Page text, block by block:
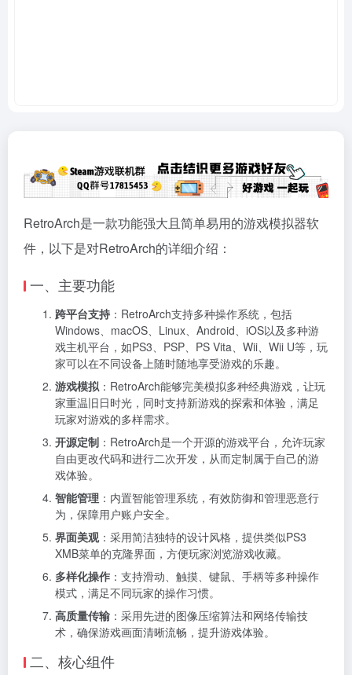
RetroArch是一款功能强大且简单易用的游戏模拟器软
件，以下是对RetroArch的详细介绍：
一、主要功能
跨平台支持 ：RetroArch支持多种操作系统，包括
Windows、macOS、Linux、Android、iOS以及多种游
戏主机平台，如PS3、PSP、PS Vita、Wii、Wii U等，玩
家可以在不同设备上随时随地享受游戏的乐趣。
游戏模拟 ：RetroArch能够完美模拟多种经典游戏，让玩
家重温旧日时光，同时支持新游戏的探索和体验，满足
玩家对游戏的多样需求。
开源定制 ：RetroArch是一个开源的游戏平台，允许玩家
自由更改代码和进行二次开发，从而定制属于自己的游
戏体验。
智能管理 ：内置智能管理系统，有效防御和管理恶意行
为，保障用户账户安全。
界面美观：采用简洁独特的设计风格，提供类似PS3
XMB菜单的克隆界面，方便玩家浏览游戏收藏。
多样化操作 ：支持滑动、触摸、键鼠、手柄等多种操作
模式，满足不同玩家的操作习惯。
高质量传输 ：采用先进的图像压缩算法和网络传输技
术，确保游戏画面清晰流畅，提升游戏体验。
二、核心组件